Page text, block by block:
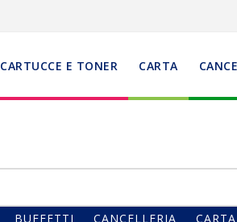
CARTUCCE E TONER CARTA
BUFFETTI CANCELLERIA CARTA